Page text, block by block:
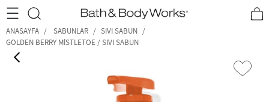
•2200₺ ve Üzeri Kargo Ücretsiz!• *Promosyon Detayları
ANASAYFA SABUNLAR
SIVI SABUN
GOLDEN BERRY MISTLETOE / SIVI SABUN